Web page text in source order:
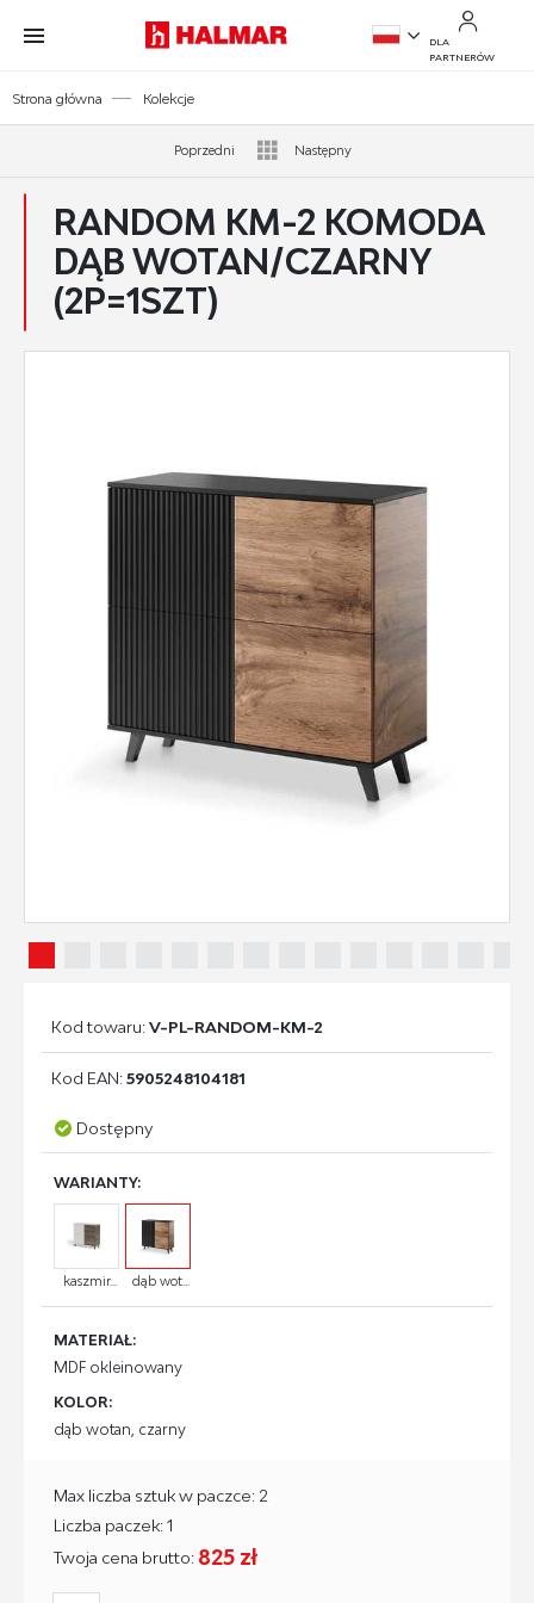
Przejdź do treści.
Przejdź do menu.
Przejdź do wyszukiwarki.
DLA
PARTNERÓW
Strona główna Kolekcje
Poprzedni Następny
RANDOM KM-2 KOMODA
DĄB WOTAN/CZARNY
(2P=1SZT)
Kod towaru:V-PL-RANDOM-KM-2
Kod EAN:5905248104181
Dostępny
WARIANTY:
kaszmir... dąb wot...
MATERIAŁ:
MDF okleinowany
KOLOR:
dąb wotan, czarny
Twoja cena brutto: 825 zł
Max liczba sztuk w paczce: 2
Liczba paczek: 1